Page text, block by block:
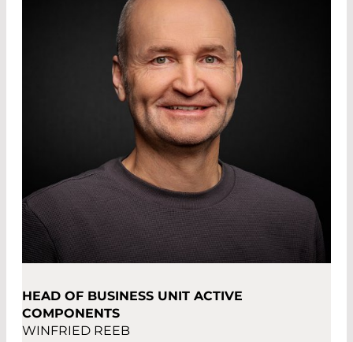
HEAD OF BUSINESS UNIT ACTIVE
COMPONENTS
WINFRIED REEB